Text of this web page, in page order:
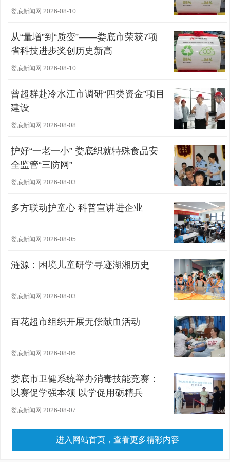
娄底新闻网 2026-08-10
从“量增”到“质变”——娄底市荣获7项
省科技进步奖创历史新高
娄底新闻网 2026-08-10
曾超群赴冷水江市调研“四类资金”项目
建设
娄底新闻网 2026-08-08
护好“一老一小” 娄底织就特殊食品安
全监管“三防网”
娄底新闻网 2026-08-03
多方联动护童心 科普宣讲进企业
娄底新闻网 2026-08-05
涟源：困境儿童研学寻迹湖湘历史
娄底新闻网 2026-08-03
百花超市组织开展无偿献血活动
娄底新闻网 2026-08-06
娄底市卫健系统举办消毒技能竞赛：
以赛促学强本领 以学促用砺精兵
娄底新闻网 2026-08-07
进入网站首页，查看更多精彩内容